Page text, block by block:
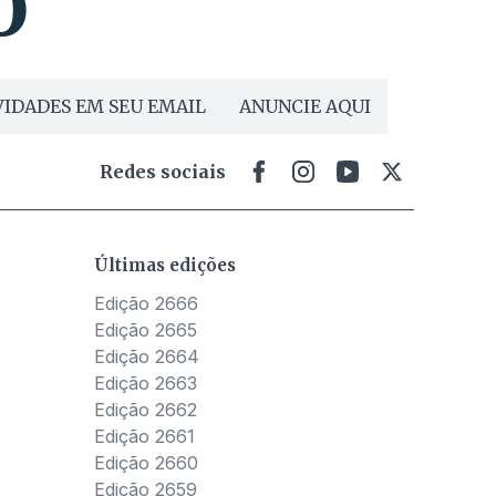
EM SEU EMAIL ANUNCIE AQUI
Redes sociais
Últimas edições
Edição 2666
Edição 2665
Edição 2664
Edição 2663
Edição 2662
Edição 2661
Edição 2660
Edição 2659